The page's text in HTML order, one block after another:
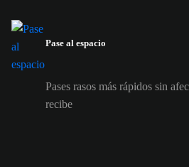
Pase al espacio
Pases rasos más rápidos sin
recibe